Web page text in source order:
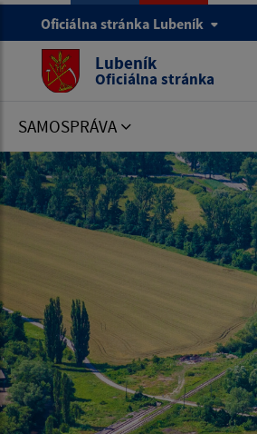
Oficiálna stránka Lubeník
Lubeník
Oficiálna stránka
SAMOSPRÁVA